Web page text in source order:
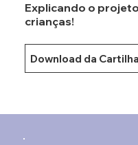
Explicando o
crianças!
Download da Cartilha